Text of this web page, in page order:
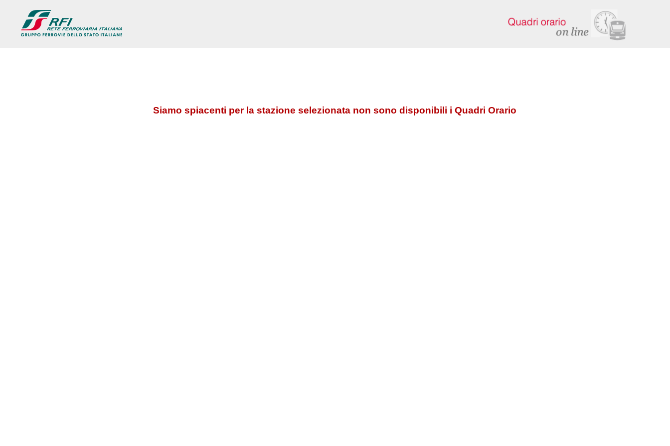
Siamo spiacenti per la stazione selezionata non sono disponibili i Quadri Orario